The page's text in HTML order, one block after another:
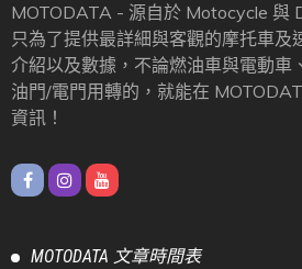
MOTODATA - 源自於 Motocycle 與
只為了提供最詳細與客觀的摩托車及
介紹以及數據，不論燃油車與電動車
油門/電門用轉的，就能在
資訊！
MOTODATA 文章時間表